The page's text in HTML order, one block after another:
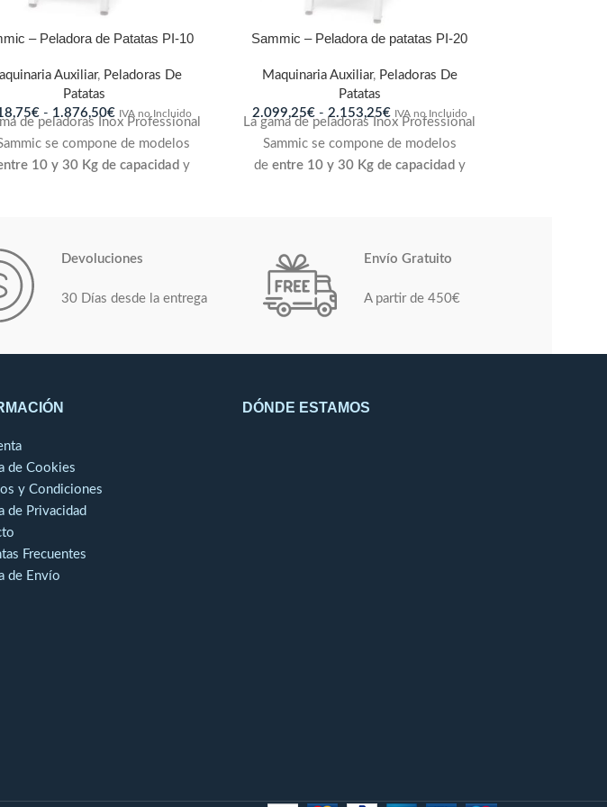
– Peladora de Patatas PI-10
Auxiliar, Peladoras De
Patatas
€ - 1.876,50€ IVA no Incluido
de peladoras Inox Professional
se compone de modelos
10 y 30 Kg de capacidad y
Sammic – Peladora de patatas PI-20
Maquinaria Auxiliar, Peladoras De
Patatas
2.099,25€ - 2.153,25€ IVA no Incluido
La gama de peladoras Inox Professional
Sammic se compone de modelos
de entre 10 y 30 Kg de capacidad y
a los revolvedores laterales con
abrasivo de carburo de silicio. Plato de
aluminio con abrasivo de carburo de
silicio (aprobado por NSF). Construcción
Devoluciones
30 Días desde la entrega
Envío Gratuito
A partir de 450€
de Cookies
y Condiciones
de Privacidad
Frecuentes
de Envío
DÓNDE ESTAMOS